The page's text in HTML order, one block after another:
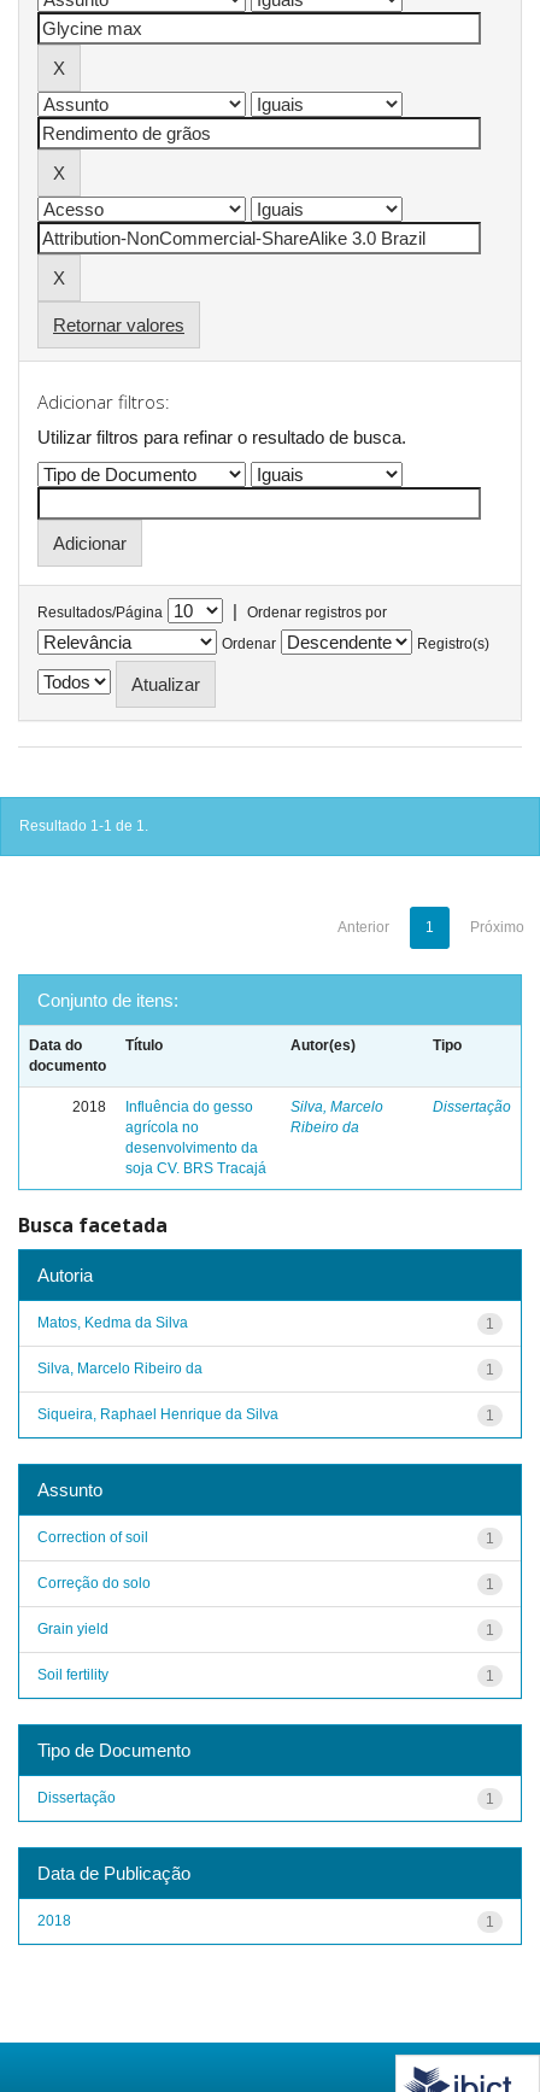
Retornar valores
Adicionar filtros:
Utilizar filtros para refinar o resultado de busca.
Resultados/Página |
Ordenar registros por
Ordenar
Registro(s)
Resultado 1-1 de 1.
Anterior 1 Próximo
Conjunto de itens:
Data do
documento
Título Autor(es) Tipo
2018
Influência do gesso
agrícola no
desenvolvimento da
soja CV. BRS Tracajá
Silva, Marcelo
Ribeiro da
Dissertação
Busca facetada
Autoria
1
Matos, Kedma da Silva
1
Silva, Marcelo Ribeiro da
1
Siqueira, Raphael Henrique da Silva
Assunto
1
Correction of soil
1
Correção do solo
1
Grain yield
1
Soil fertility
Tipo de Documento
1
Dissertação
Data de Publicação
1
2018